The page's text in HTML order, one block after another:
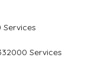
Services